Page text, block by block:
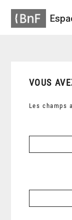
VOUS
Les champs